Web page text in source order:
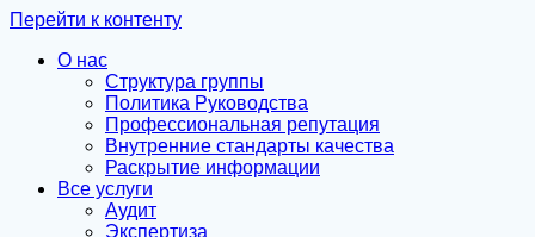
Перейти к контенту
О нас
Структура группы
Политика Руководства
Профессиональная репутация
Внутренние стандарты качества
Раскрытие информации
Все услуги
Аудит
Экспертиза